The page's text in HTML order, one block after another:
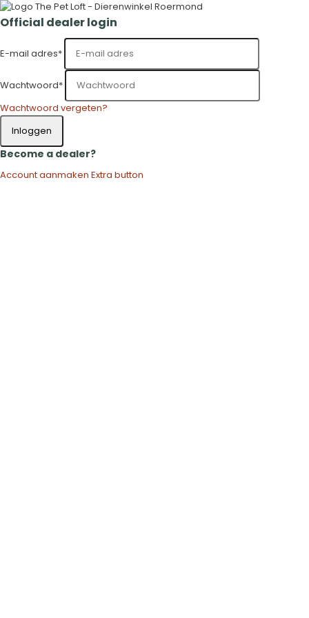
Official dealer login
E-mail adres*
Wachtwoord*
Wachtwoord vergeten?
Inloggen
Become a dealer?
Account aanmaken Extra button